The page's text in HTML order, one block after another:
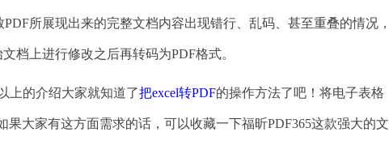
所展现出来的完整文档内容出现错行、乱码、甚至重叠的情况，
档上进行修改之后再转码为PDF格式。
的介绍大家就知道了把excel转PDF的操作方法了吧！将电子表格
大家有这方面需求的话，可以收藏一下福昕PDF365这款强大的文